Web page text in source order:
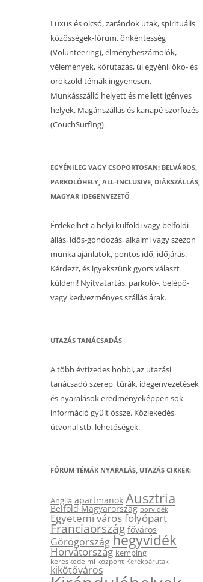
Luxus és olcsó, zarándok utak, spirituális
közösségek-fórum, önkéntesség
(Volunteering), élménybeszámolók,
vélemények, körutazás, új egyéni, öko- és
örökzöld témák ingyenesen.
Munkásszálló helyett és mellett igényes
helyek. Magánszállás és kanapé-szörfözés
(CouchSurfing).
EGYÉNILEG VAGY CSOPORTOSAN: BELVÁROS,
PARKOLÓHELY, ALL-INCLUSIVE, DIÁKSZÁLLÁS,
MAGYAR IDEGENVEZETŐ
Érdekelhet a helyi külföldi vagy belföldi
állás, idős-gondozás, alkalmi vagy szezon
munka ajánlatok, pontos idő, időjárás.
Kérdezz, és igyekszünk gyors választ
küldeni! Nyitvatartás, parkoló-, belépő-
vagy kedvezményes szállás árak.
UTAZÁS TANÁCSADÁS
A több évtizedes hobbi, az utazási
tanácsadó szerep, túrák, idegenvezetések
és nyaralások eredményeképpen sok
információ gyűlt össze. Közlekedés,
útvonal stb. lehetőségek.
FÓRUM TÉMÁK NYARALÁS, UTAZÁS CIKKEK:
Anglia apartmanok Ausztria
Belföld Magyarország borvidék
Egyetemi városfolyópart
Franciaország főváros
Görögországhegyvidék
Horvátország kemping
kereskedelmi központ Kerékpárutak
kikötőváros